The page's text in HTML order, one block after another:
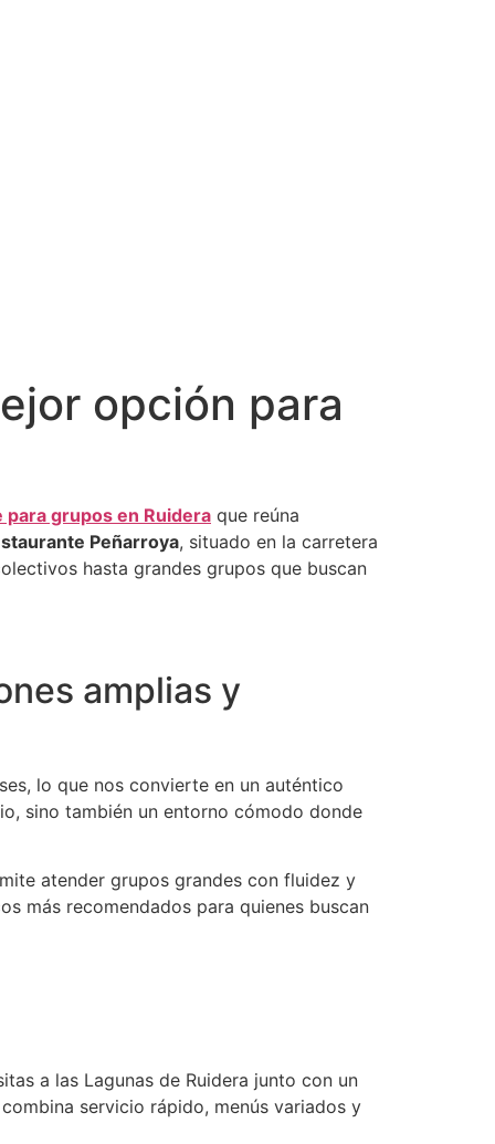
opción para
grupos en Ruidera que reúna
Peñarroya, situado en la carretera
hasta grandes grupos que buscan
amplias y
lo que nos convierte en un auténtico
sino también un entorno cómodo donde
atender grupos grandes con fluidez y
más recomendados para quienes buscan
a las Lagunas de Ruidera junto con un
servicio rápido, menús variados y